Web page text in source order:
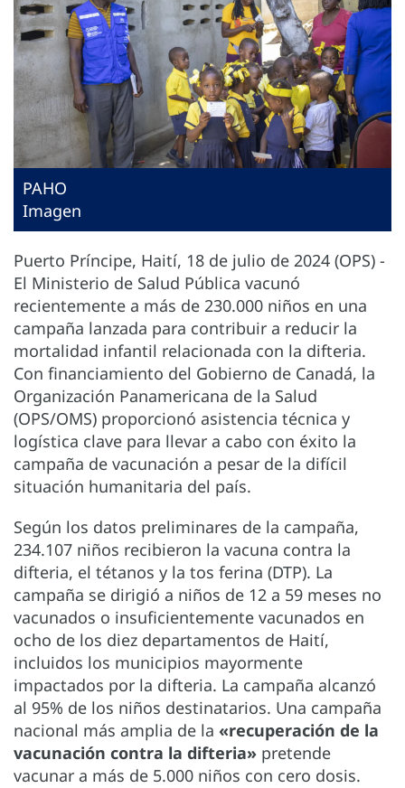
PAHO
Imagen
Puerto Príncipe, Haití, 18 de julio de 2024 (OPS) -
El Ministerio de Salud Pública vacunó
recientemente a más de 230.000 niños en una
campaña lanzada para contribuir a reducir la
mortalidad infantil relacionada con la difteria.
Con financiamiento del Gobierno de Canadá, la
Organización Panamericana de la Salud
(OPS/OMS) proporcionó asistencia técnica y
logística clave para llevar a cabo con éxito la
campaña de vacunación a pesar de la difícil
situación humanitaria del país.
Según los datos preliminares de la campaña,
234.107 niños recibieron la vacuna contra la
difteria, el tétanos y la tos ferina (DTP). La
campaña se dirigió a niños de 12 a 59 meses no
vacunados o insuficientemente vacunados en
ocho de los diez departamentos de Haití,
incluidos los municipios mayormente
impactados por la difteria. La campaña alcanzó
al 95% de los niños destinatarios. Una campaña
nacional más amplia de la «recuperación de la
vacunación contra la difteria» pretende
vacunar a más de 5.000 niños con cero dosis.